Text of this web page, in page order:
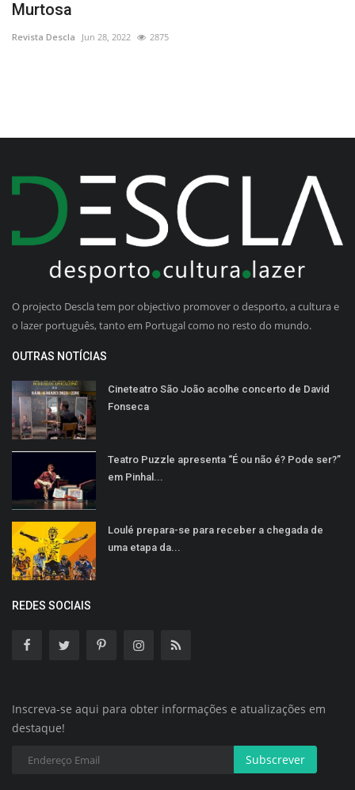
Murtosa
Revista Descla Jun 28, 2022 2875
O projecto Descla tem por objectivo promover o desporto, a cultura e
o lazer português, tanto em Portugal como no resto do mundo.
OUTRAS NOTÍCIAS
Cineteatro São João acolhe concerto de David
Fonseca
Teatro Puzzle apresenta “É ou não é? Pode ser?”
em Pinhal...
Loulé prepara-se para receber a chegada de
uma etapa da...
REDES SOCIAIS
Inscreva-se aqui para obter informações e atualizações em
destaque!
Subscrever